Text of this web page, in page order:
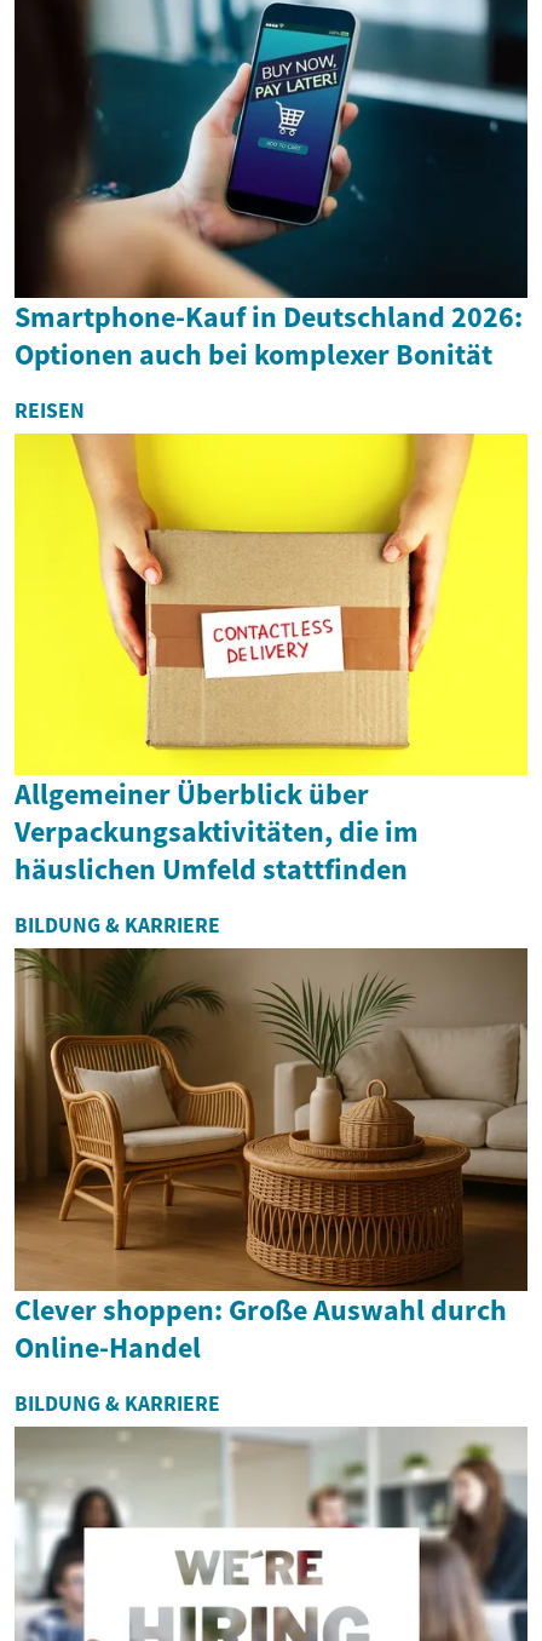
Smartphone-Kauf in Deutschland 2026:
Optionen auch bei komplexer Bonität
REISEN
Allgemeiner Überblick über
Verpackungsaktivitäten, die im
häuslichen Umfeld stattfinden
BILDUNG & KARRIERE
Clever shoppen: Große Auswahl durch
Online-Handel
BILDUNG & KARRIERE